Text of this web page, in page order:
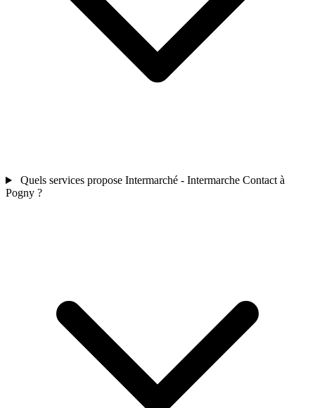
Quels services propose Intermarché - Intermarche Contact à
Pogny ?